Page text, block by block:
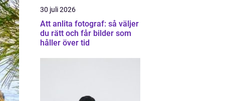
30 juli 2026
Att anlita fotograf: så väljer
du rätt och får bilder som
håller över tid